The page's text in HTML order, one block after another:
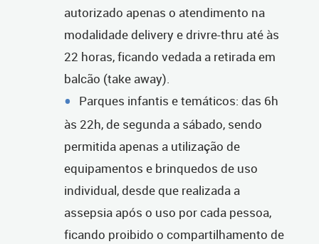
autorizado apenas o atendimento na
modalidade delivery e drivre-thru até às
22 horas, ficando vedada a retirada em
balcão (take away).
Parques infantis e temáticos: das 6h
às 22h, de segunda a sábado, sendo
permitida apenas a utilização de
equipamentos e brinquedos de uso
individual, desde que realizada a
assepsia após o uso por cada pessoa,
ficando proibido o compartilhamento de